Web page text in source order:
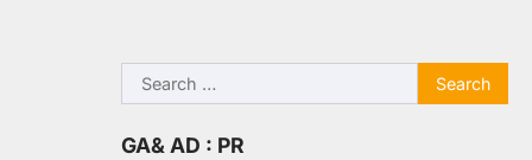
Search
for:
GA& AD : PR